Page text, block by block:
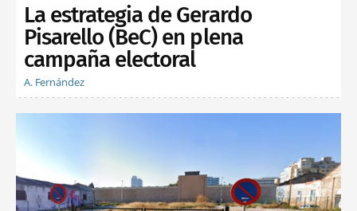
La estrategia de Gerardo
Pisarello (BeC) en plena
campaña electoral
A. Fernández